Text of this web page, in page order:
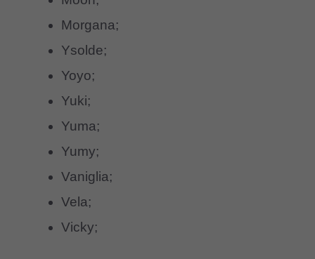
Morgana;
Ysolde;
Yoyo;
Yuki;
Yuma;
Yumy;
Vaniglia;
Vela;
Vicky;